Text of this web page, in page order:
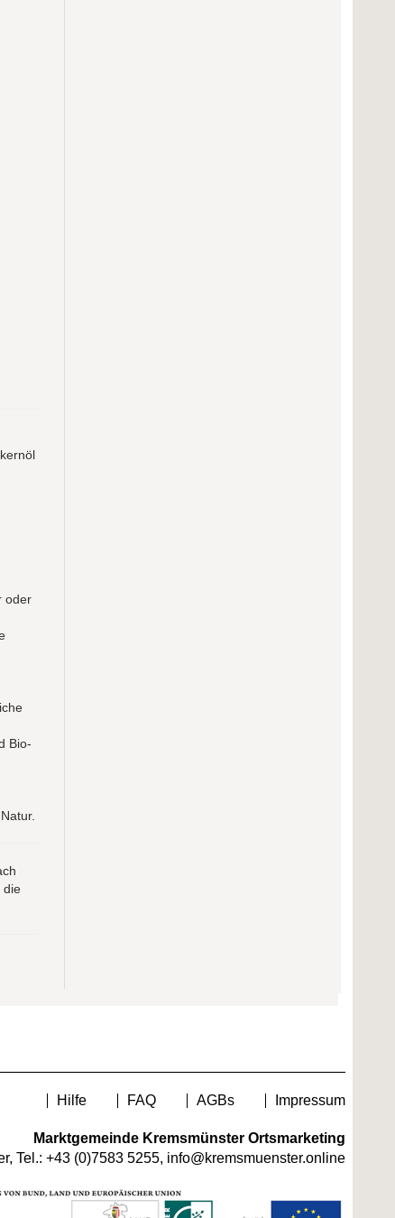
oder
Bio-
die
Hilfe FAQ AGBs Impressum
Marktgemeinde Kremsmünster Ortsmarketing
Tel.: +43 (0)7583 5255, info@kremsmuenster.online